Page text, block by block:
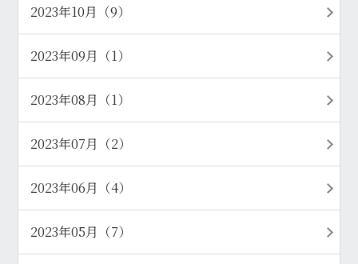
2023年10月（9）
2023年09月（1）
2023年08月（1）
2023年07月（2）
2023年06月（4）
2023年05月（7）